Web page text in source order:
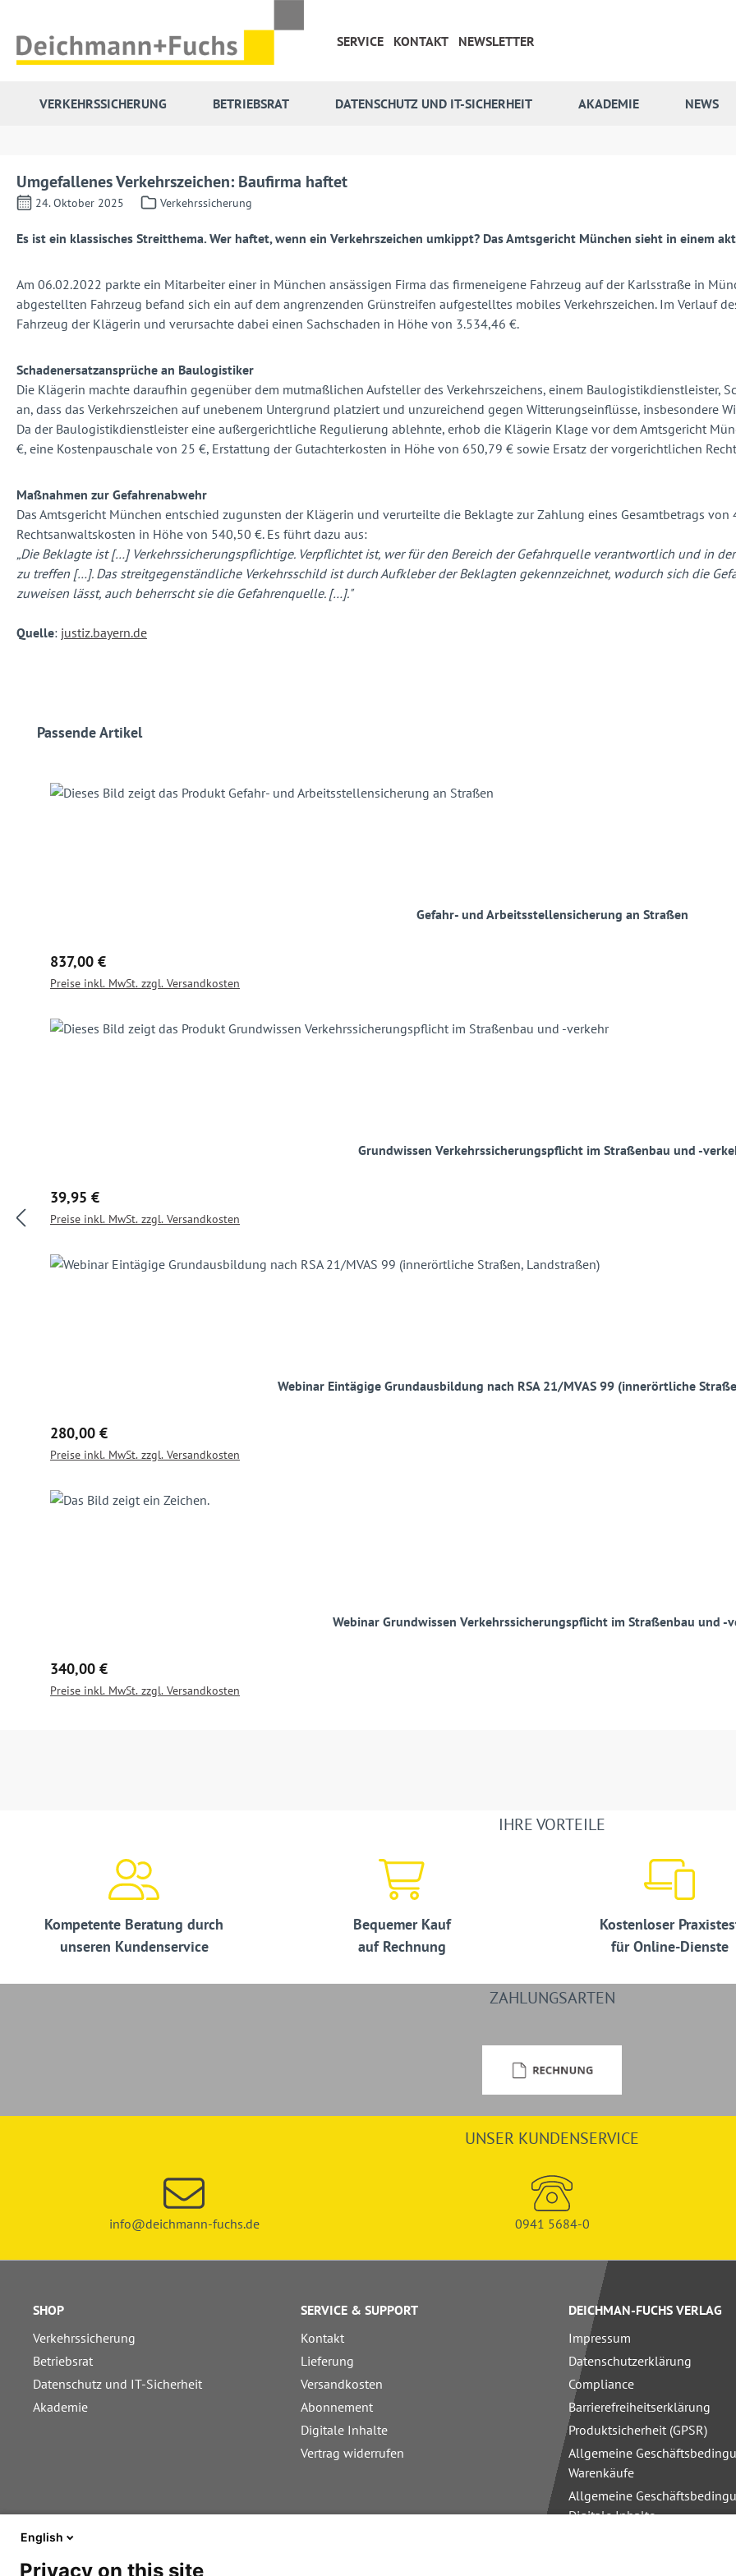
SERVICE
KONTAKT NEWSLETTER
VERKEHRSSICHERUNG BETRIEBSRAT DATENSCHUTZ UND IT-SICHERHEIT AKADEMIE NEWS
Umgefallenes Verkehrszeichen: Baufirma haftet
24. Oktober 2025 Verkehrssicherung
Es ist ein klassisches Streitthema. Wer haftet, wenn ein Verkehrszeichen umkippt? Das Amtsgericht München sieht in einem
Am 06.02.2022 parkte ein Mitarbeiter einer in München ansässigen Firma das firmeneigene Fahrzeug auf der Karlsstraße in
abgestellten Fahrzeug befand sich ein auf dem angrenzenden Grünstreifen aufgestelltes mobiles Verkehrszeichen. Im Verlauf
Fahrzeug der Klägerin und verursachte dabei einen Sachschaden in Höhe von 3.534,46 €.
Schadenersatzansprüche an Baulogistiker
Die Klägerin machte daraufhin gegenüber dem mutmaßlichen Aufsteller des Verkehrszeichens, einem Baulogistikdienstleister,
an, dass das Verkehrszeichen auf unebenem Untergrund platziert und unzureichend gegen Witterungseinflüsse, insbesondere
Da der Baulogistikdienstleister eine außergerichtliche Regulierung ablehnte, erhob die Klägerin Klage vor dem Amtsgericht
€, eine Kostenpauschale von 25 €, Erstattung der Gutachterkosten in Höhe von 650,79 € sowie Ersatz der vorgerichtlichen
Maßnahmen zur Gefahrenabwehr
Das Amtsgericht München entschied zugunsten der Klägerin und verurteilte die Beklagte zur Zahlung eines Gesamtbetrags
Rechtsanwaltskosten in Höhe von 540,50 €. Es führt dazu aus:
„Die Beklagte ist […] Verkehrssicherungspflichtige. Verpflichtet ist, wer für den Bereich der Gefahrquelle verantwortlich und in
zu treffen […]. Das streitgegenständliche Verkehrsschild ist durch Aufkleber der Beklagten gekennzeichnet, wodurch sich die
zuweisen lässt, auch beherrscht sie die Gefahrenquelle. […]."
Quelle: justiz.bayern.de
Produktgalerie überspringen
Passende Artikel
Gefahr- und Arbeitsstellensicherung an Straßen
Regulärer Preis:
837,00 €
Preise inkl. MwSt. zzgl. Versandkosten
Grundwissen Verkehrssicherungspflicht im Straßenbau und -
Regulärer Preis:
39,95 €
Preise inkl. MwSt. zzgl. Versandkosten
Webinar Eintägige Grundausbildung nach RSA 21/MVAS 99 (innerörtliche
Regulärer Preis:
280,00 €
Preise inkl. MwSt. zzgl. Versandkosten
Webinar Grundwissen Verkehrssicherungspflicht im Straßenbau und -
Regulärer Preis:
340,00 €
Preise inkl. MwSt. zzgl. Versandkosten
IHRE VORTEILE
Kompetente Beratung durch
unseren Kundenservice
Bequemer Kauf
auf Rechnung
Kostenloser
für Online-Dienste
ZAHLUNGSARTEN
UNSER KUNDENSERVICE
info@deichmann-fuchs.de 0941 5684-0
SHOP
Verkehrssicherung
Betriebsrat
Datenschutz und IT-Sicherheit
Akademie
SERVICE & SUPPORT
Kontakt
Lieferung
Versandkosten
Abonnement
Digitale Inhalte
Vertrag widerrufen
DEICHMAN-FUCHS VERLAG
Impressum
Datenschutzerklärung
Compliance
Barrierefreiheitserklärung
Produktsicherheit (GPSR)
Allgemeine
Warenkäufe
Allgemeine
Digitale Inhalte
English
Privacy on this site